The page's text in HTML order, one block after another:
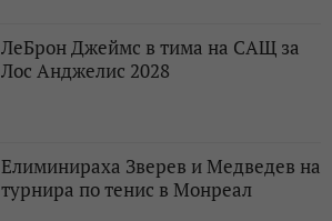
ЛеБрон Джеймс в тима на САЩ за
Лос Анджелис 2028
Елиминираха Зверев и Медведев на
турнира по тенис в Монреал